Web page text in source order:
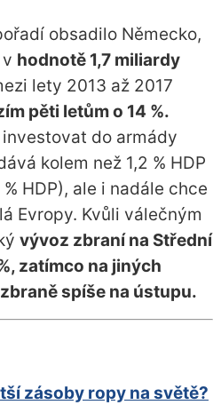
obsadilo Německo,
hodnotě 1,7 miliardy
lety 2013 až 2017
pěti letům o 14 %.
do armády
kolem než 1,2 % HDP
HDP), ale i nadále chce
Evropy. Kvůli válečným
vývoz zbraní na Střední
zatímco na jiných
spíše na ústupu.
zásoby ropy na světě?